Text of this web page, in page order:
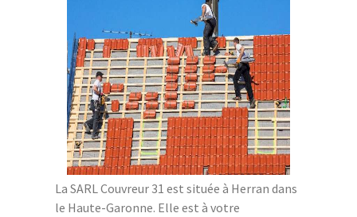
La SARL Couvreur 31 est située à Herran dans
le Haute-Garonne. Elle est à votre